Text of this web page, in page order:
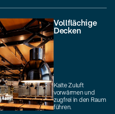
Vollflächige
Decken
Kalte Zuluft
vorwärmen und
zugfrei in den Raum
führen.